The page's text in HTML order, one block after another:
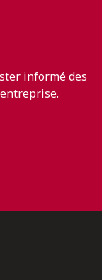
informé des